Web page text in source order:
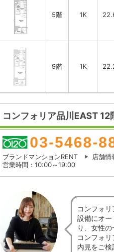
5階 1K
9階 1K
コンフォリア品川EAST 12
03-5468-
ブランドマンションRENT
店舗情
営業時間：10:00～19:00
コンフォ
設備にオ
り、女性
コンフォ
内見をご検